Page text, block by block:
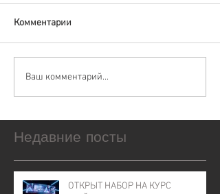
Комментарии
Ваш комментарий...
Недавние посты
ОТКРЫТ НАБОР НА КУРС